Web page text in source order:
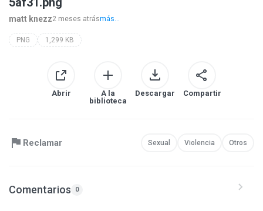
matt knezz2 meses atrásmás...
PNG 1,299 KB
Abrir
A la
biblioteca
Descargar Compartir
Reclamar Sexual Violencia Otros
Comentarios 0